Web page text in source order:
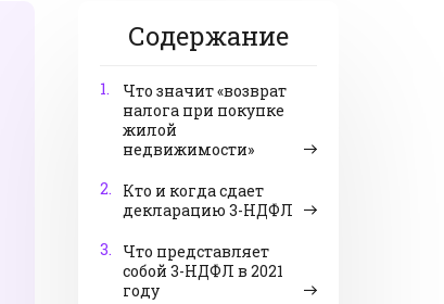
Содержание
1.
Что значит «возврат
налога при покупке
жилой
недвижимости»
2.
Кто и когда сдает
декларацию 3-НДФЛ
3.
Что представляет
собой 3-НДФЛ в 2021
году